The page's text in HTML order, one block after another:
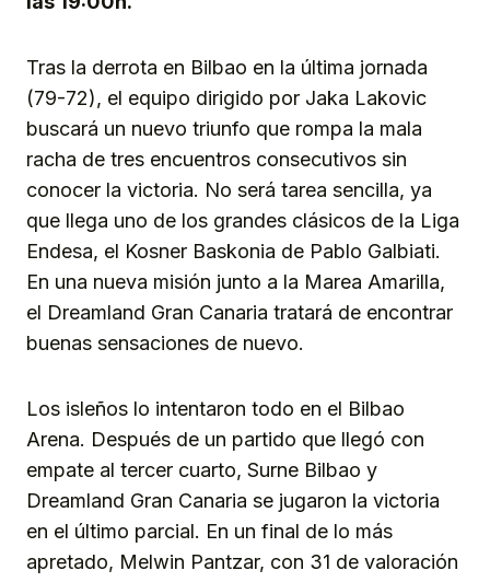
Tras la derrota en Bilbao en la última jornada
(79-72), el equipo dirigido por Jaka Lakovic
buscará un nuevo triunfo que rompa la mala
racha de tres encuentros consecutivos sin
conocer la victoria. No será tarea sencilla, ya
que llega uno de los grandes clásicos de la Liga
Endesa, el Kosner Baskonia de Pablo Galbiati.
En una nueva misión junto a la Marea Amarilla,
el Dreamland Gran Canaria tratará de encontrar
buenas sensaciones de nuevo.
Los isleños lo intentaron todo en el Bilbao
Arena. Después de un partido que llegó con
empate al tercer cuarto, Surne Bilbao y
Dreamland Gran Canaria se jugaron la victoria
en el último parcial. En un final de lo más
apretado, Melwin Pantzar, con 31 de valoración